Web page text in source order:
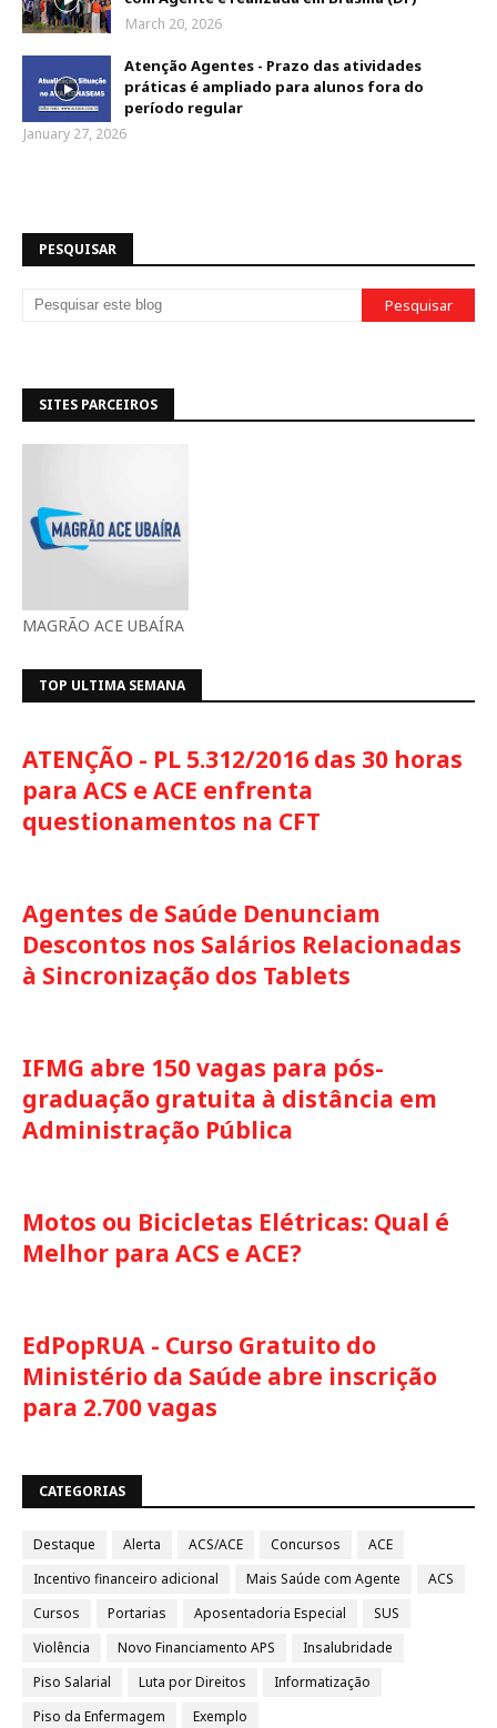
March 20, 2026
Atenção Agentes - Prazo das atividades
práticas é ampliado para alunos fora do
período regular
January 27, 2026
PESQUISAR
SITES PARCEIROS
MAGRÃO ACE UBAÍRA
TOP ULTIMA SEMANA
ATENÇÃO - PL 5.312/2016 das 30 horas
para ACS e ACE enfrenta
questionamentos na CFT
Agentes de Saúde Denunciam
Descontos nos Salários Relacionadas
à Sincronização dos Tablets
IFMG abre 150 vagas para pós-
graduação gratuita à distância em
Administração Pública
Motos ou Bicicletas Elétricas: Qual é
Melhor para ACS e ACE?
EdPopRUA - Curso Gratuito do
Ministério da Saúde abre inscrição
para 2.700 vagas
CATEGORIAS
Destaque Alerta ACS/ACE Concursos
ACE
Incentivo financeiro adicional
Mais Saúde com Agente
ACS
Cursos
Portarias Aposentadoria Especial
SUS
Violência
Novo Financiamento APS
Insalubridade
Piso Salarial
Luta por Direitos
Informatização
Piso da Enfermagem
Exemplo